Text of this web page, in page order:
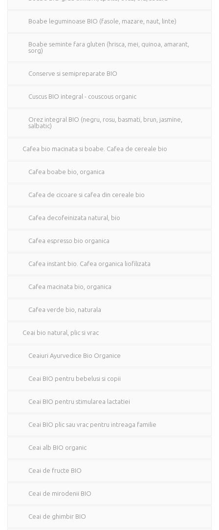
Boabe leguminoase BIO (fasole, mazare, naut, linte)
Boabe seminte fara gluten (hrisca, mei, quinoa, amarant,
sorg)
Conserve si semipreparate BIO
Cuscus BIO integral - couscous organic
Orez integral BIO (negru, rosu, basmati, brun, jasmine,
salbatic)
Cafea bio macinata si boabe. Cafea de cereale bio
Cafea boabe bio, organica
Cafea de cicoare si cafea din cereale bio
Cafea decofeinizata natural, bio
Cafea espresso bio organica
Cafea instant bio. Cafea organica liofilizata
Cafea macinata bio, organica
Cafea verde bio, naturala
Ceai bio natural, plic si vrac
Ceaiuri Ayurvedice Bio Organice
Ceai BIO pentru bebelusi si copii
Ceai BIO pentru stimularea lactatiei
Ceai BIO plic sau vrac pentru intreaga familie
Ceai alb BIO organic
Ceai de fructe BIO
Ceai de mirodenii BIO
Ceai de ghimbir BIO